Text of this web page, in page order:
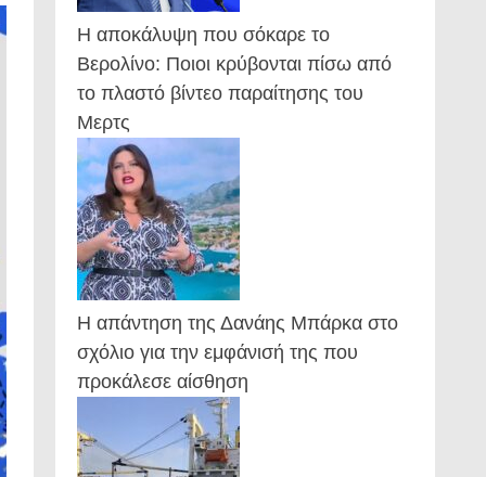
Η αποκάλυψη που σόκαρε το
Βερολίνο: Ποιοι κρύβονται πίσω από
το πλαστό βίντεο παραίτησης του
Μερτς
Η απάντηση της Δανάης Μπάρκα στο
σχόλιο για την εμφάνισή της που
προκάλεσε αίσθηση